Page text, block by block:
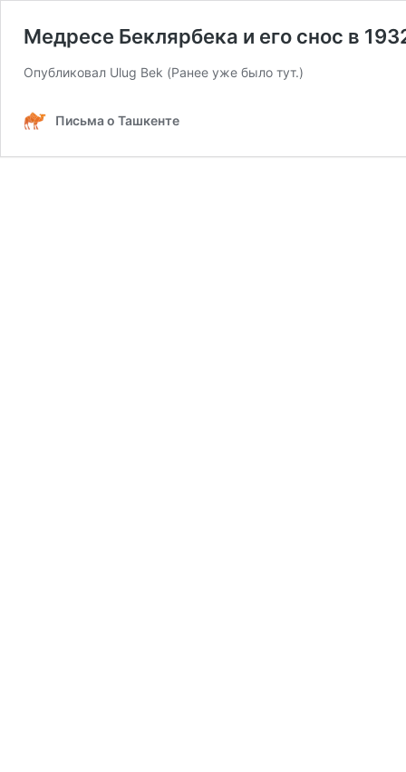
Медресе Беклярбека и его снос в
Опубликовал Ulug Bek (Ранее уже было тут.)
Письма о Ташкенте